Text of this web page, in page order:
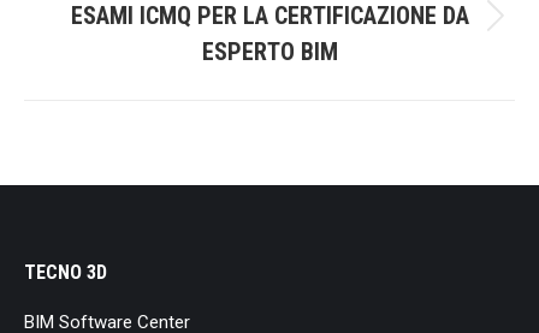
Next
post:
ESAMI ICMQ PER LA CERTIFICAZIONE DA
ESPERTO BIM
TECNO 3D
BIM Software Center